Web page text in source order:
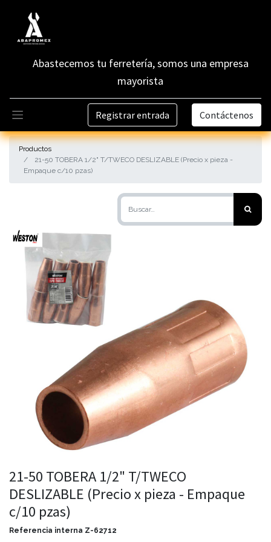
Abastecemos tu ferretería, somos una empresa
mayorista
Registrar entrada Contáctenos
Productos
21-50 TOBERA 1/2" T/TWECO DESLIZABLE (Precio x pieza -
Empaque c/10 pzas)
21-50 TOBERA 1/2" T/TWECO
DESLIZABLE (Precio x pieza - Empaque
c/10 pzas)
Referencia interna Z-62712